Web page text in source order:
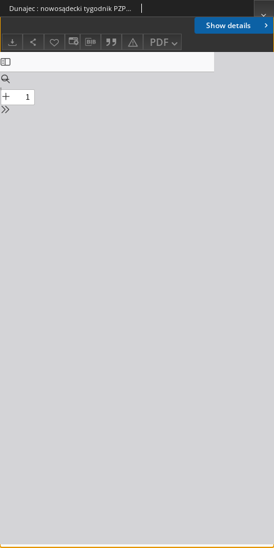
Show details
PDF
Dunajec : nowosądecki tygodnik PZPR. 1989, nr 15(440)